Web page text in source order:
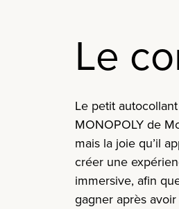
Le
Le petit
MONOPOLY de
mais la joie qu’il
créer une
immersive, afin
gagner après